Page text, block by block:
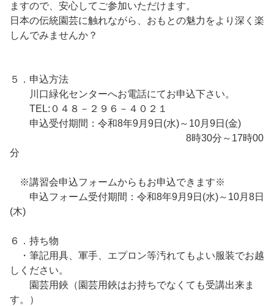
ますので、安心してご参加いただけます。
日本の伝統園芸に触れながら、おもとの魅力をより深く楽
しんでみませんか？
５．申込方法
川口緑化センターへお電話にてお申込下さい。
TEL:０４８－２９６－４０２１
申込受付期間：令和8年9月9日(水)～10月9日(金)
8時30分～17時00
分
※講習会申込フォームからもお申込できます※
申込フォーム受付期間：令和8年9月9日(水)～10月8日
(木)
６．持ち物
・筆記用具、軍手、エプロン等汚れてもよい服装でお越
しください。
園芸用鋏（園芸用鋏はお持ちでなくても受講出来ま
す。）